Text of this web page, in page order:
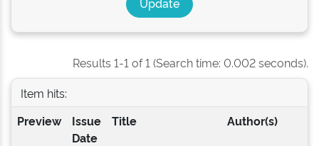
Results 1-1 of 1 (Search time: 0.002 seconds).
Item hits:
Preview
Issue
Date
Title Author(s)